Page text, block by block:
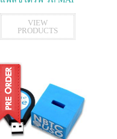
VIEW
PRODUCTS